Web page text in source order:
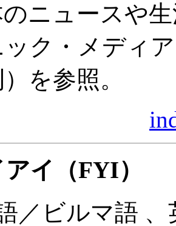
ニュースや
ック・メディ
を参照。
イ（FYI）
／ビルマ語 、